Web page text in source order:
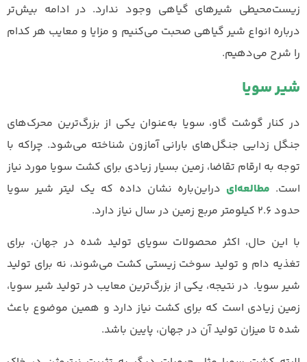
زیست‌محیطی شیرهای گیاهی وجود ندارد. در ادامه بیش‌تر
درباره انواع شیر گیاهی صحبت می‌کنیم و مزایا و معایب هر کدام
را شرح می‌دهیم.
شیر سویا
در کنار گوشت گاو، سویا به‌عنوان یکی از بزرگ‌ترین محرک‌های
جنگل زدایی جنگل‌های بارانی آمازون شناخته می‌شود. چراکه با
توجه به ارقام تقاضا، زمین بسیار زیادی برای کشت سویا مورد نیاز
است. مطالعه‌ای دراین‌باره نشان داده که یک لیتر شیر سویا
حدود ۲.۶ کیلومتر مربع زمین در سال نیاز دارد.
با این حال، اکثر محصولات سویای تولید شده در جهان، برای
تغذیه دام و تولید سوخت زیستی کشت می‌شوند، نه برای تولید
شیر سویا. در نتیجه، یکی از بزرگ‌ترین معایب در تولید شیر سویا،
زمین زیادی است که برای کشت نیاز دارد و همین موضوع باعث
شده تا میزان تولید آن در جهان، پایین باشد.